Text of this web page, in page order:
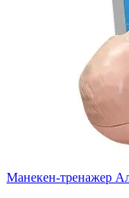
Манекен-тренажер